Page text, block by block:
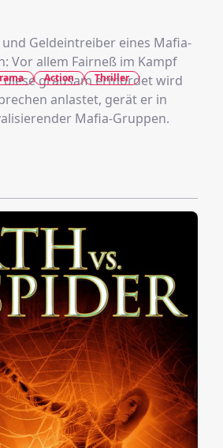
Geldeintreiber eines Mafia-
Vor allem Fairneß im Kampf
diese grausam ermordet wird
anlastet, gerät er in
Mafia-Gruppen.
Action Thriller